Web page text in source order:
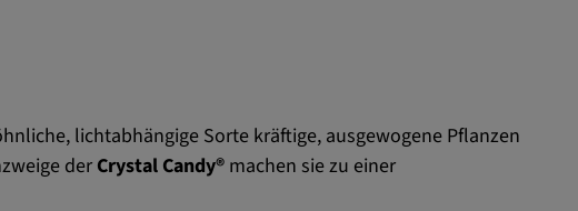
lichtabhängige Sorte kräftige, ausgewogene Pflanzen
der Crystal Candy® machen sie zu einer